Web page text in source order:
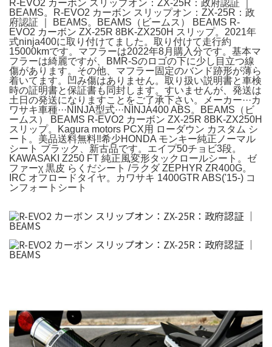
R-EVO2 カーボン スリップオン：ZX-25R：政府認証 ｜
BEAMS。R-EVO2 カーボン スリップオン：ZX-25R：政
府認証 ｜ BEAMS。BEAMS（ビームス） BEAMS R-
EVO2 カーボン ZX-25R 8BK-ZX250H スリップ。2021年
式ninja400に取り付けてました。取り付けて走行約
15000kmです。マフラーは2022年8月購入分です。基本マ
フラーは綺麗ですが、BMR-Sのロゴの下に少し目立つ線
傷があります。その他、マフラー固定のバンド跡形が薄ら
着いてます。凹み傷はありません。取り扱い説明書と車検
時の証明書と保証書も同封します。すいませんが、発送は
土日の発送になりますことをご了承下さい。メーカー···カ
ワサキ車種···NINJA型式···NINJA400 ABS。BEAMS（ビ
ームス） BEAMS R-EVO2 カーボン ZX-25R 8BK-ZX250H
スリップ。Kagura motors PCX用 ローダウン カスタム シ
ート。美品送料無料‼️希少HONDA モンキー純正ノーマル
シート ブラック、新古品です。エイプ50チョビ3段。
KAWASAKI Z250 FT 純正風変形タックロールシート。ゼ
ファーχ 黒皮 らくだシート /ラクダ ZEPHYR ZR400G。
IRC オフロードタイヤ。カワサキ 1400GTR ABS('15-) コ
ンフォートシート